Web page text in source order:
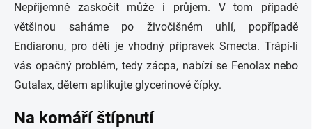
Nepříjemně zaskočit může i průjem. V tom případě
většinou saháme po živočišném uhlí, popřípadě
Endiaronu, pro děti je vhodný přípravek Smecta. Trápí-li
vás opačný problém, tedy zácpa, nabízí se Fenolax nebo
Gutalax, dětem aplikujte glycerinové čípky.
Na komáří štípnutí